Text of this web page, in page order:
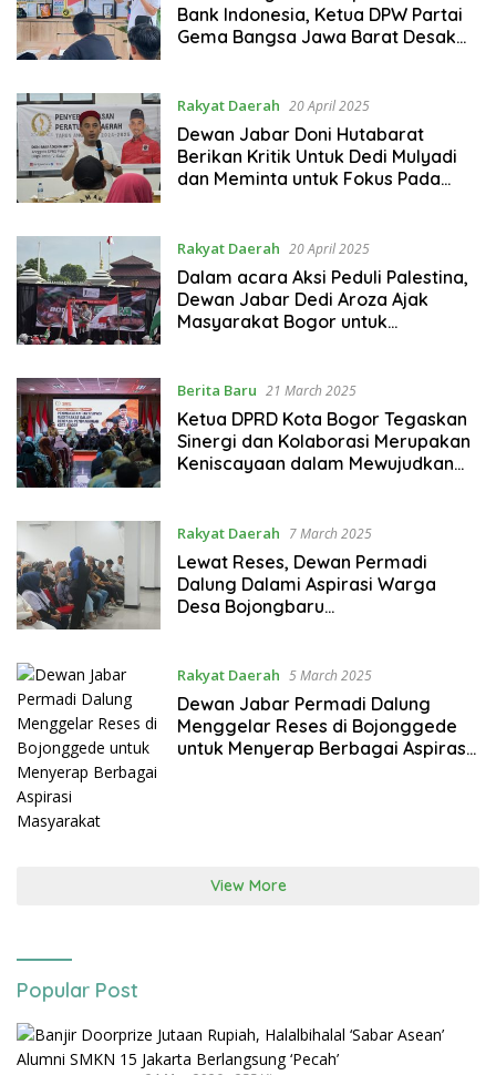
Bank Indonesia, Ketua DPW Partai
Gema Bangsa Jawa Barat Desak
Rakyat Daerah 20 April 2025
Dewan Jabar Doni Hutabarat
Berikan Kritik Untuk Dedi Mulyadi
dan Meminta untuk Fokus Pada
Rakyat Daerah 20 April 2025
Dalam acara Aksi Peduli Palestina,
Dewan Jabar Dedi Aroza Ajak
Masyarakat Bogor untuk
Berita Baru 21 March 2025
Ketua DPRD Kota Bogor Tegaskan
Sinergi dan Kolaborasi Merupakan
Keniscayaan dalam Mewujudkan
Rakyat Daerah 7 March 2025
Lewat Reses, Dewan Permadi
Dalung Dalami Aspirasi Warga
Desa Bojongbaru
Rakyat Daerah 5 March 2025
Dewan Jabar Permadi Dalung
Menggelar Reses di Bojonggede
untuk Menyerap Berbagai Aspirasi
View More
Popular Post